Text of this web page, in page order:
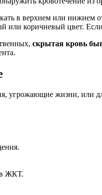
в верхнем или нижнем
или коричневый цвет.
скрытая кровь
угрожающие жизни, или
ЖКТ.